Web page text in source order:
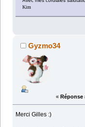
Kim
Gyzmo34
« Réponse
Merci Gilles :)